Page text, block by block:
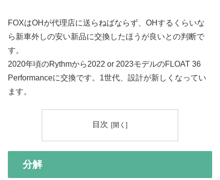
FOXはOHが代理店に送らねばならず、OHするくらいな
ら新車外しの安い新品に交換したほうが良いとの判断で
す。
2020年頃のRythmから2022 or 2023モデルのFLOAT 36
Performanceに交換です。1世代、設計が新しくなってい
ます。
目次
分解